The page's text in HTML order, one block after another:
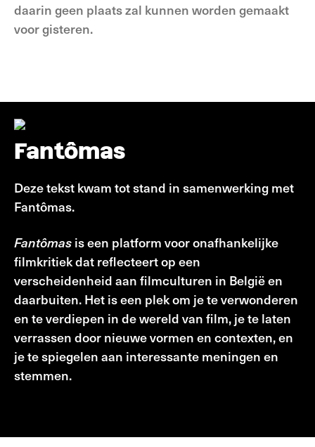
daarin geen plaats zal kunnen worden gemaakt
voor gisteren.
Fantômas
Deze tekst kwam tot stand in samenwerking met
Fantômas.
Fantômas is een platform voor onafhankelijke
filmkritiek dat reflecteert op een
verscheidenheid aan filmculturen in België en
daarbuiten. Het is een plek om je te verwonderen
en te verdiepen in de wereld van film, je te laten
verrassen door nieuwe vormen en contexten, en
je te spiegelen aan interessante meningen en
stemmen.